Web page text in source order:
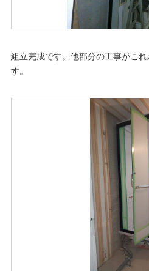
組立完成です。他部分の工事がこ
す。